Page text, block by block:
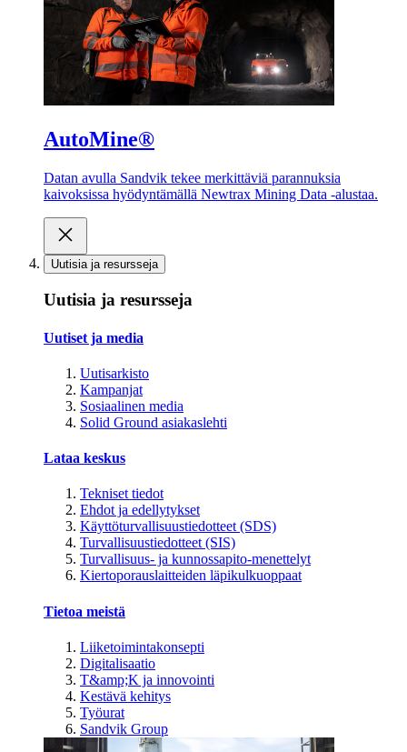
AutoMine®
Datan avulla Sandvik tekee merkittäviä parannuksia
kaivoksissa hyödyntämällä Newtrax Mining Data -alustaa.
Uutisia ja resursseja
Uutisia ja resursseja
Uutiset ja media
Uutisarkisto
Kampanjat
Sosiaalinen media
Solid Ground asiakaslehti
Lataa keskus
Tekniset tiedot
Ehdot ja edellytykset
Käyttöturvallisuustiedotteet (SDS)
Turvallisuustiedotteet (SIS)
Turvallisuus- ja kunnossapito-menettelyt
Kiertoporauslaitteiden läpikulkuoppaat
Tietoa meistä
Liiketoimintakonsepti
Digitalisaatio
T&amp;K ja innovointi
Kestävä kehitys
Työurat
Sandvik Group